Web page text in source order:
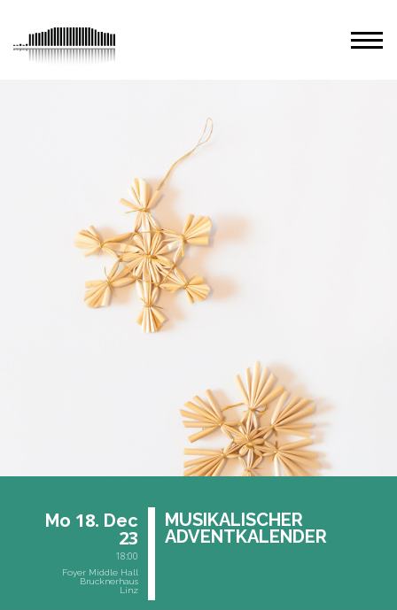
Mo 18. Dec
23
18:00
Foyer Middle Hall
Brucknerhaus
Linz
MU­SI­KA­LI­SCHER
AD­VENT­KA­LEN­DER